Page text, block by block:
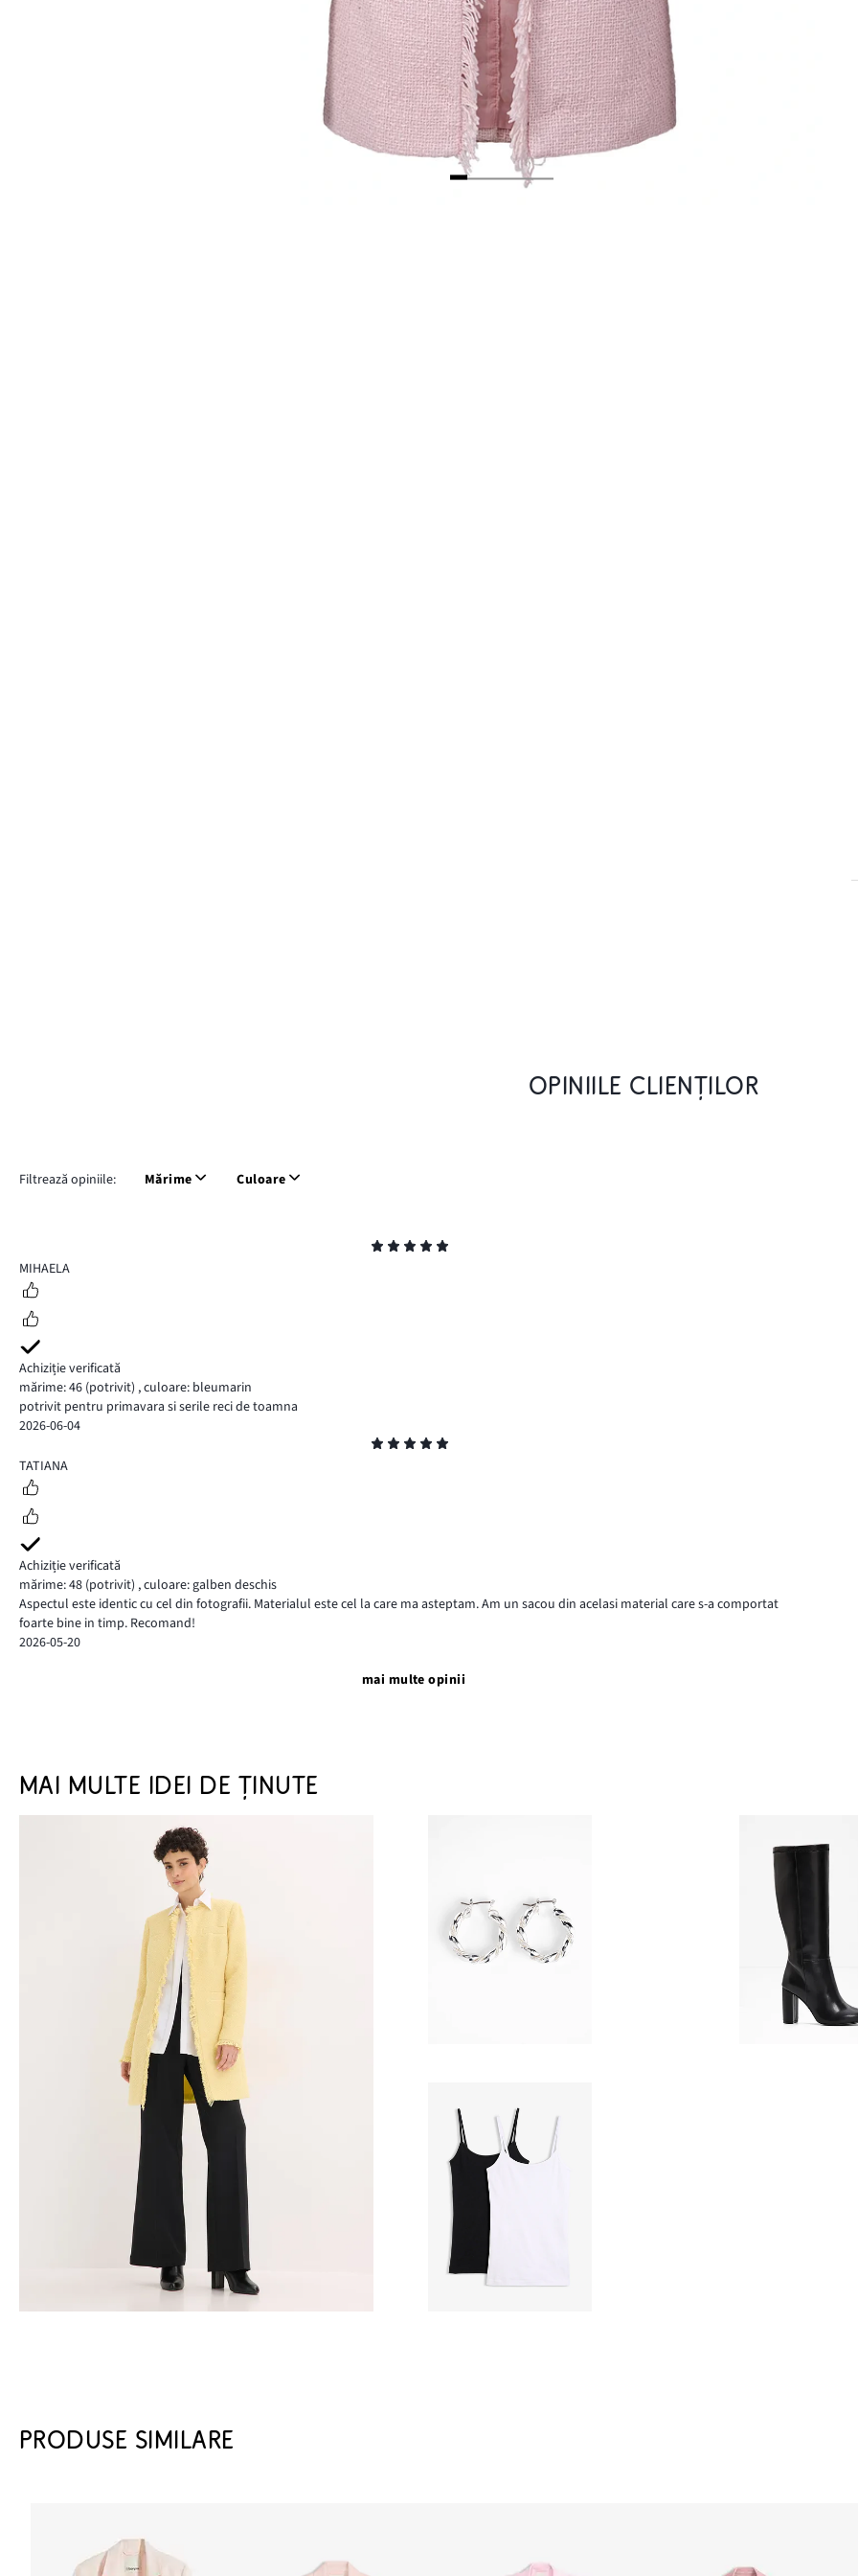
OPINIILE CLIENȚILOR
Filtrează opiniile: Mărime Culoare
5
MIHAELA
Achiziție verificată
mărime: 46 (potrivit) ,culoare: bleumarin
potrivit pentru primavara si serile reci de toamna
2026-06-04
5
TATIANA
Achiziție verificată
mărime: 48 (potrivit) ,culoare: galben deschis
Aspectul este identic cu cel din fotografii. Materialul este cel la care ma asteptam. Am un sacou din acelasi material care s-a comportat
foarte bine in timp. Recomand!
2026-05-20
mai multe opinii
MAI MULTE IDEI DE ȚINUTE
PRODUSE SIMILARE